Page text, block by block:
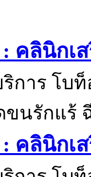
คลินิกเ
การ โบ
นรักแร้
คลินิกเ